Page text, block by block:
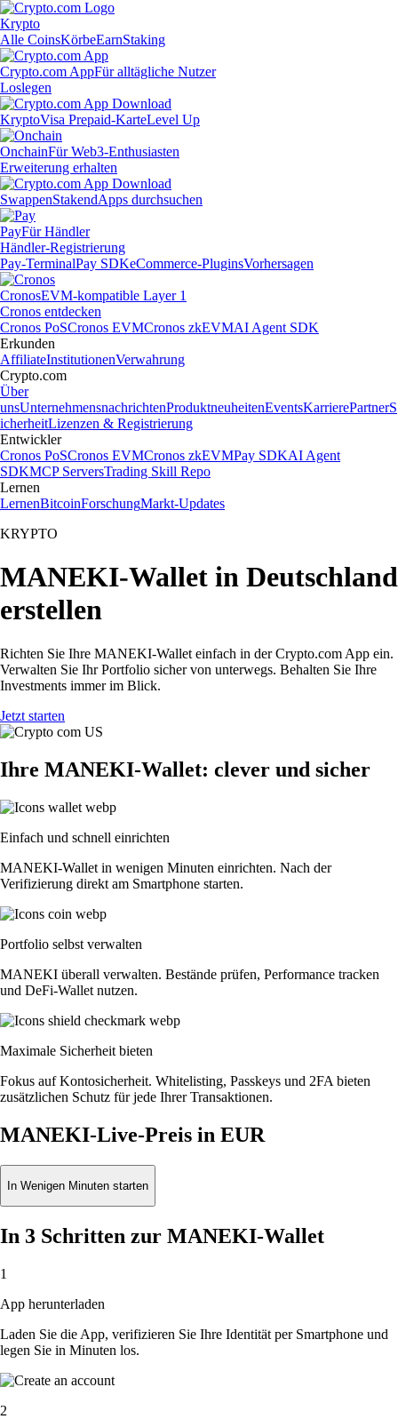
Krypto
Alle CoinsKörbeEarnStaking
Crypto.com AppFür alltägliche Nutzer
Loslegen
KryptoVisa Prepaid-KarteLevel Up
OnchainFür Web3-Enthusiasten
Erweiterung erhalten
SwappenStakendApps durchsuchen
PayFür Händler
Händler-Registrierung
Pay-TerminalPay SDKeCommerce-PluginsVorhersagen
CronosEVM-kompatible Layer 1
Cronos entdecken
Cronos PoSCronos EVMCronos zkEVMAI Agent SDK
Erkunden
AffiliateInstitutionenVerwahrung
Crypto.com
Über
unsUnternehmensnachrichtenProduktneuheitenEventsKarrierePartnerS
icherheitLizenzen & Registrierung
Entwickler
Cronos PoSCronos EVMCronos zkEVMPay SDKAI Agent
SDKMCP ServersTrading Skill Repo
Lernen
LernenBitcoinForschungMarkt-Updates
KRYPTO
MANEKI-Wallet in Deutschland
erstellen
Richten Sie Ihre MANEKI-Wallet einfach in der Crypto.com App ein.
Verwalten Sie Ihr Portfolio sicher von unterwegs. Behalten Sie Ihre
Investments immer im Blick.
Jetzt starten
Ihre MANEKI-Wallet: clever und sicher
Einfach und schnell einrichten
MANEKI-Wallet in wenigen Minuten einrichten. Nach der
Verifizierung direkt am Smartphone starten.
Portfolio selbst verwalten
MANEKI überall verwalten. Bestände prüfen, Performance tracken
und DeFi-Wallet nutzen.
Maximale Sicherheit bieten
Fokus auf Kontosicherheit. Whitelisting, Passkeys und 2FA bieten
zusätzlichen Schutz für jede Ihrer Transaktionen.
MANEKI-Live-Preis in EUR
In Wenigen Minuten starten
In 3 Schritten zur MANEKI-Wallet
1
App herunterladen
Laden Sie die App, verifizieren Sie Ihre Identität per Smartphone und
legen Sie in Minuten los.
2